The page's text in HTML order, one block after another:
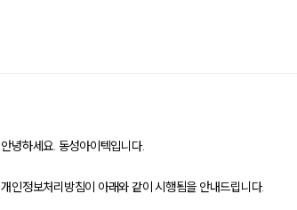
안녕하세요. 동성아이텍입니다.
개인정보처리방침이 아래와 같이 시행됨을 안내드립니다.